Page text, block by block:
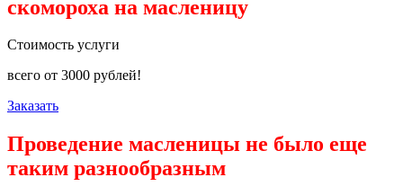
скомороха на масленицу
Стоимость услуги
всего от 3000 рублей!
Заказать
Проведение масленицы не было еще
таким разнообразным